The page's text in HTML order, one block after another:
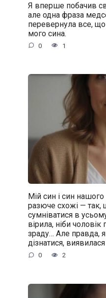
Я вперше побачив
але одна фраза
перевернула все,
мого сина.
0 1
Мій син і син
разюче схожі — так,
сумніватися в
вірила, ніби
зраду… Але правда,
дізнатися,
0 2